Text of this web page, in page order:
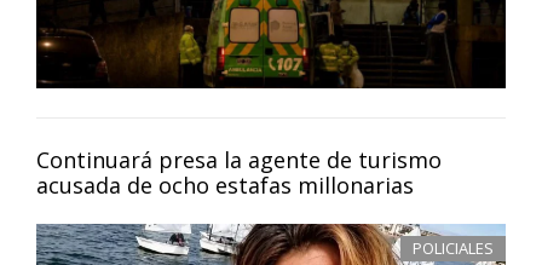
Continuará presa la agente de turismo
acusada de ocho estafas millonarias
POLICIALES